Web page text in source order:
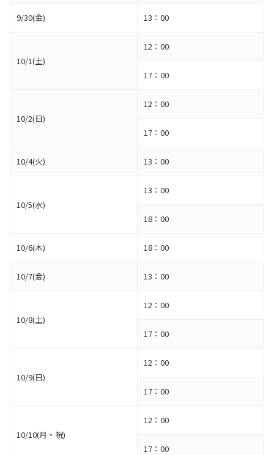
9/30(金) 13：00
10/1(土)
12：00
17：00
10/2(日)
12：00
17：00
10/4(火) 13：00
10/5(水)
13：00
18：00
10/6(木) 18：00
10/7(金) 13：00
10/8(土)
12：00
17：00
10/9(日)
12：00
17：00
10/10(月・祝)
12：00
17：00